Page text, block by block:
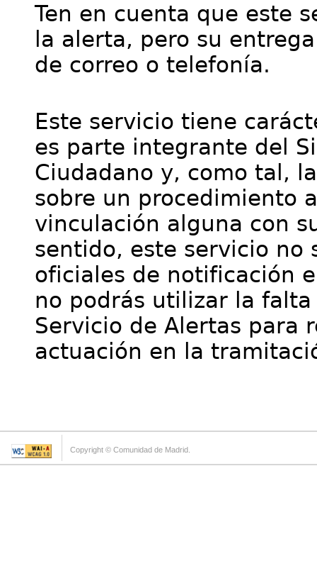
Ten en cuenta que este
la alerta, pero su
de correo o telefonía.
Este servicio tiene
es parte integrante del
Ciudadano y, como tal,
sobre un procedimiento
vinculación alguna con
sentido, este servicio no
oficiales de notificación
no podrás utilizar la
Servicio de Alertas para
actuación en la
Copyright © Comunidad de Madrid.